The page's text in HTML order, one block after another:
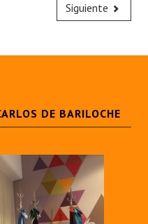
Siguiente
DE BARILOCHE